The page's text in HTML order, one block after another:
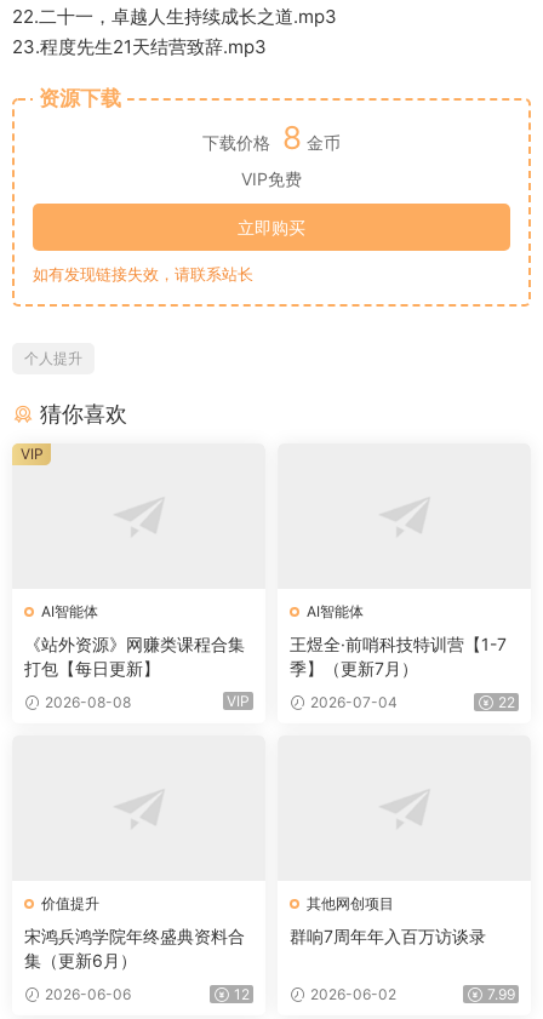
22.二十一，卓越人生持续成长之道.mp3
23.程度先生21天结营致辞.mp3
资源下载
下载价格 8 金币
VIP免费
立即购买
如有发现链接失效，请联系站长
个人提升
猜你喜欢
AI智能体
《站外资源》网赚类课程合集
打包【每日更新】
2026-08-08 VIP
VIP
AI智能体
王煜全·前哨科技特训营【1-7
季】（更新7月）
2026-07-04 22
价值提升
宋鸿兵鸿学院年终盛典资料合
集（更新6月）
2026-06-06 12
其他网创项目
群响7周年年入百万访谈录
2026-06-02 7.99